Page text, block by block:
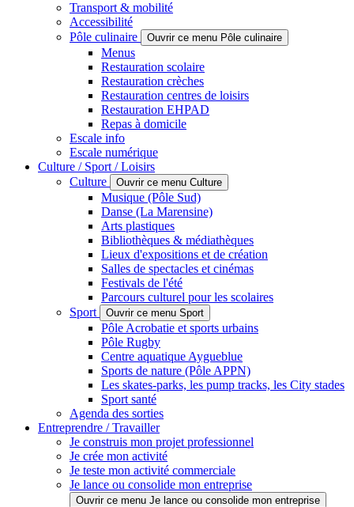
Transport & mobilité
Accessibilité
Pôle culinaire
Ouvrir ce menu Pôle culinaire
Menus
Restauration scolaire
Restauration crèches
Restauration centres de loisirs
Restauration EHPAD
Repas à domicile
Escale info
Escale numérique
Culture / Sport / Loisirs
Culture
Ouvrir ce menu Culture
Musique (Pôle Sud)
Danse (La Marensine)
Arts plastiques
Bibliothèques & médiathèques
Lieux d'expositions et de création
Salles de spectacles et cinémas
Festivals de l'été
Parcours culturel pour les scolaires
Sport
Ouvrir ce menu Sport
Pôle Acrobatie et sports urbains
Pôle Rugby
Centre aquatique Aygueblue
Sports de nature (Pôle APPN)
Les skates-parks, les pump tracks, les City stades
Sport santé
Agenda des sorties
Entreprendre / Travailler
Je construis mon projet professionnel
Je crée mon activité
Je teste mon activité commerciale
Je lance ou consolide mon entreprise
Ouvrir ce menu Je lance ou consolide mon entreprise